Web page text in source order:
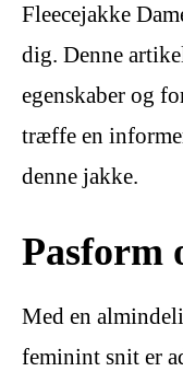
Fleecejakke
dig. Denne
egenskaber og
træffe en
denne jakke.
Pasform
Med en
feminint snit er